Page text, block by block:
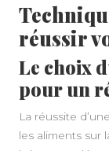
réussir
Le choix
pour un
La réussite
les aliments sur